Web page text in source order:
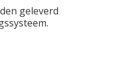
geleverd